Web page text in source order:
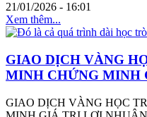
21/01/2026 - 16:01
Xem thêm...
GIAO DỊCH VÀNG
MINH CHỨNG MINH
GIAO DỊCH VÀNG HỌC